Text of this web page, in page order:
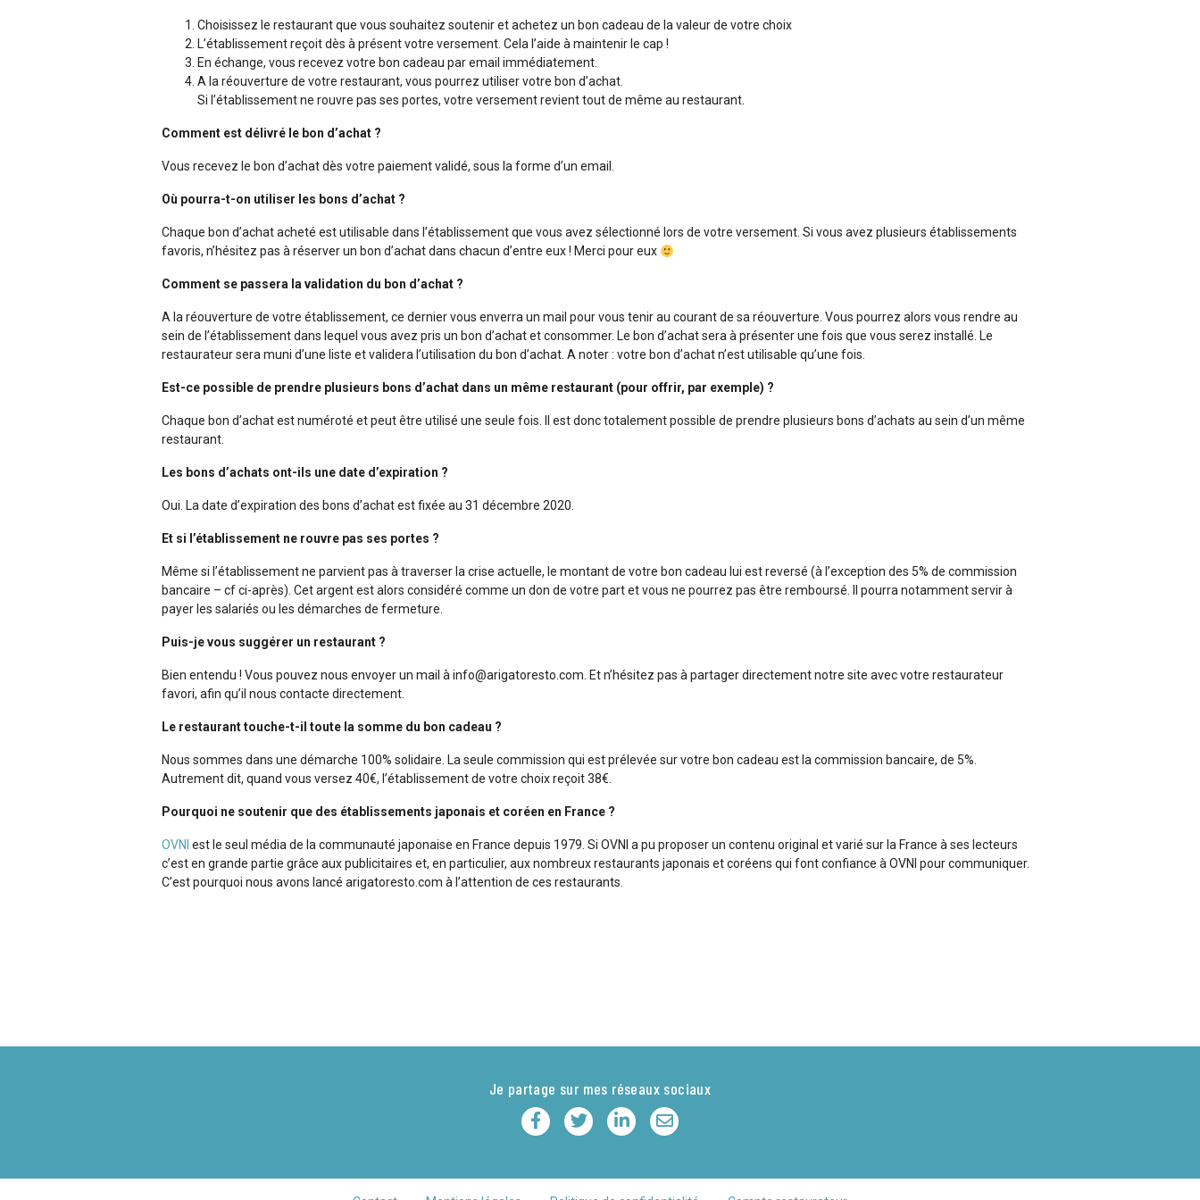
Choisissez le restaurant que vous souhaitez soutenir et achetez un bon cadeau de la valeur de votre choix
L’établissement reçoit dès à présent votre versement. Cela l’aide à maintenir le cap !
En échange, vous recevez votre bon cadeau par email immédiatement.
A la réouverture de votre restaurant, vous pourrez utiliser votre bon d’achat.
Si l’établissement ne rouvre pas ses portes, votre versement revient tout de même au restaurant.
Comment est délivré le bon d’achat ?
Vous recevez le bon d’achat dès votre paiement validé, sous la forme d’un email.
Où pourra-t-on utiliser les bons d’achat ?
Chaque bon d’achat acheté est utilisable dans l’établissement que vous avez sélectionné lors de votre versement. Si vous avez plusieurs établissements
favoris, n’hésitez pas à réserver un bon d’achat dans chacun d’entre eux ! Merci pour eux
Comment se passera la validation du bon d’achat ?
A la réouverture de votre établissement, ce dernier vous enverra un mail pour vous tenir au courant de sa réouverture. Vous pourrez alors vous rendre au
sein de l’établissement dans lequel vous avez pris un bon d’achat et consommer. Le bon d’achat sera à présenter une fois que vous serez installé. Le
restaurateur sera muni d’une liste et validera l’utilisation du bon d’achat. A noter : votre bon d’achat n’est utilisable qu’une fois.
Est-ce possible de prendre plusieurs bons d’achat dans un même restaurant (pour offrir, par exemple) ?
Chaque bon d’achat est numéroté et peut être utilisé une seule fois. Il est donc totalement possible de prendre plusieurs bons d’achats au sein d’un même
restaurant.
Les bons d’achats ont-ils une date d’expiration ?
Oui. La date d’expiration des bons d’achat est fixée au 31 décembre 2020.
Et si l’établissement ne rouvre pas ses portes ?
Même si l’établissement ne parvient pas à traverser la crise actuelle, le montant de votre bon cadeau lui est reversé (à l’exception des 5% de commission
bancaire – cf ci-après). Cet argent est alors considéré comme un don de votre part et vous ne pourrez pas être remboursé. Il pourra notamment servir à
payer les salariés ou les démarches de fermeture.
Puis-je vous suggérer un restaurant ?
Bien entendu ! Vous pouvez nous envoyer un mail à info@arigatoresto.com. Et n’hésitez pas à partager directement notre site avec votre restaurateur
favori, afin qu’il nous contacte directement.
Le restaurant touche-t-il toute la somme du bon cadeau ?
Nous sommes dans une démarche 100% solidaire. La seule commission qui est prélevée sur votre bon cadeau est la commission bancaire, de 5%.
Autrement dit, quand vous versez 40€, l’établissement de votre choix reçoit 38€.
Pourquoi ne soutenir que des établissements japonais et coréen en France ?
OVNI est le seul média de la communauté japonaise en France depuis 1979. Si OVNI a pu proposer un contenu original et varié sur la France à ses lecteurs
c’est en grande partie grâce aux publicitaires et, en particulier, aux nombreux restaurants japonais et coréens qui font confiance à OVNI pour communiquer.
C’est pourquoi nous avons lancé arigatoresto.com à l’attention de ces restaurants.
Je partage sur mes réseaux sociaux